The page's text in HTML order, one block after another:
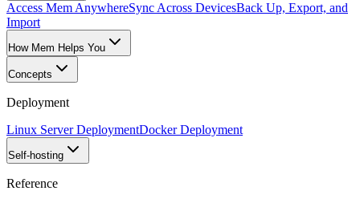
Access Mem AnywhereSync Across DevicesBack Up, Export, and
Import
How Mem Helps You
Concepts
Deployment
Linux Server DeploymentDocker Deployment
Self-hosting
Reference